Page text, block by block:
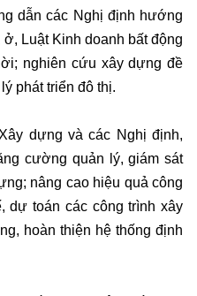
dẫn các Nghị định hướng
Luật Kinh doanh bất động
nghiên cứu xây dựng đề
phát triển đô thị.
dựng và các Nghị định,
cường quản lý, giám sát
nâng cao hiệu quả công
dự toán các công trình xây
hoàn thiện hệ thống định